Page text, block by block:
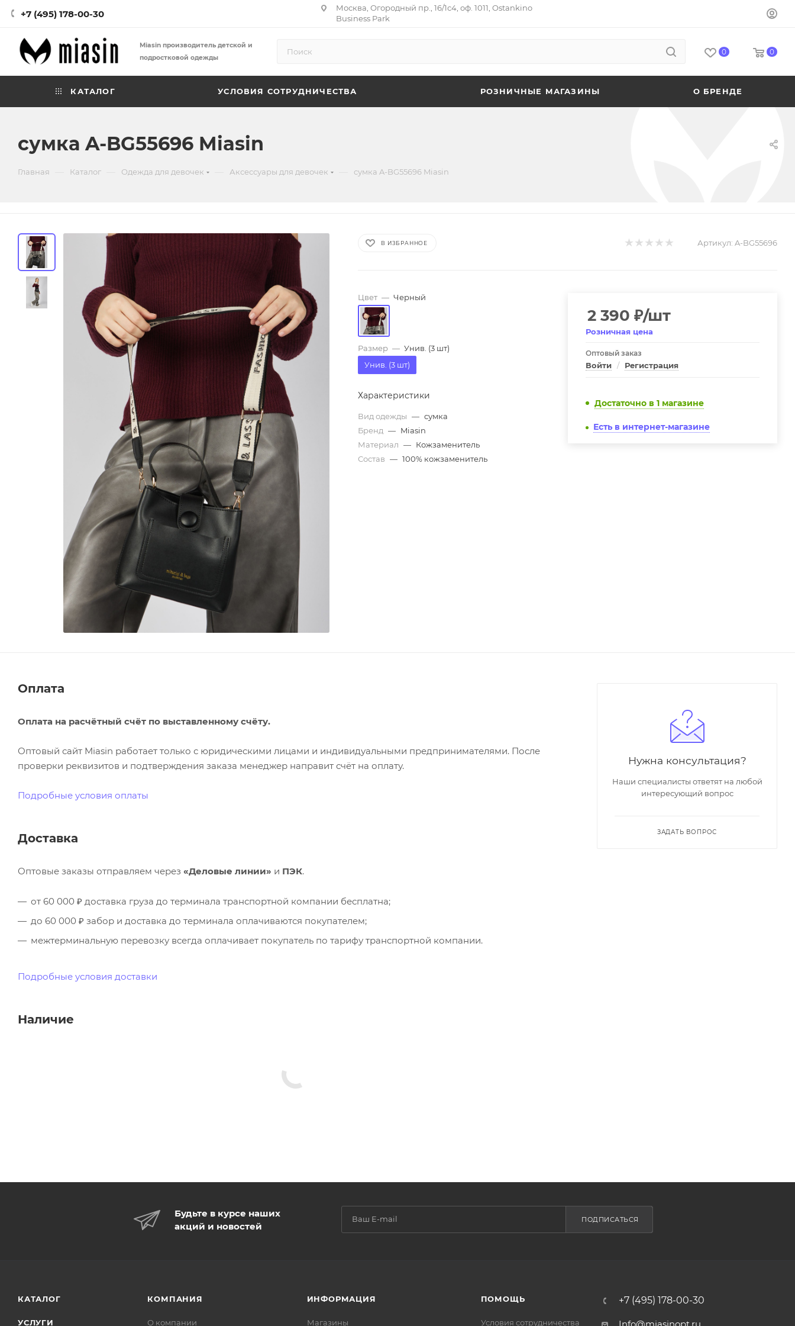
+7 (495) 178-00-30
Москва, Огородный пр., 16/1с4, оф. 1011, Ostankino
Business Park
Miasin производитель детской и
подростковой одежды
0 0
КАТАЛОГ УСЛОВИЯ СОТРУДНИЧЕСТВА РОЗНИЧНЫЕ МАГАЗИНЫ О БРЕНДЕ
сумка A-BG55696 Miasin
Главная Каталог Одежда для девочек Аксессуары для девочек сумка A-BG55696 Miasin
В ИЗБРАННОЕ Артикул: A-BG55696
Цвет — Черный
Размер — Унив. (3 шт)
Унив. (3 шт)
Характеристики
Вид одежды — сумка
Бренд — Miasin
Материал — Кожзаменитель
Состав — 100% кожзаменитель
2 390 ₽/шт
Розничная цена
Оптовый заказ
Войти / Регистрация
Достаточно в 1 магазине
Есть в интернет-магазине
Оплата
Оплата на расчётный счёт по выставленному счёту.
Оптовый сайт Miasin работает только с юридическими лицами и индивидуальными предпринимателями. После
проверки реквизитов и подтверждения заказа менеджер направит счёт на оплату.
Подробные условия оплаты
Доставка
Оптовые заказы отправляем через «Деловые линии» и ПЭК.
от 60 000 ₽ доставка груза до терминала транспортной компании бесплатна;
до 60 000 ₽ забор и доставка до терминала оплачиваются покупателем;
межтерминальную перевозку всегда оплачивает покупатель по тарифу транспортной компании.
Подробные условия доставки
Наличие
Нужна консультация?
Наши специалисты ответят на любой
интересующий вопрос
ЗАДАТЬ ВОПРОС
Будьте в курсе наших
акций и новостей
ПОДПИСАТЬСЯ
КАТАЛОГ
УСЛУГИ
КОМПАНИЯ
О компании
ИНФОРМАЦИЯ
Магазины
ПОМОЩЬ
Условия сотрудничества
+7 (495) 178-00-30